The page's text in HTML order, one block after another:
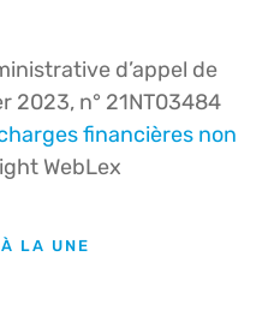
d’appel de
2023, n° 21NT03484
financières non
WebLex
À LA UNE